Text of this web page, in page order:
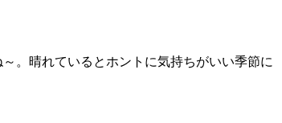
。晴れているとホントに気持ちがいい季節に